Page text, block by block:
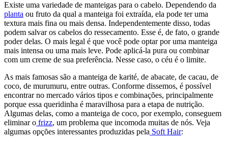
Existe uma variedade de manteigas para o cabelo. Dependendo da
planta ou fruto da qual a manteiga foi extraída, ela pode ter uma
textura mais fina ou mais densa. Independentemente disso, todas
podem salvar os cabelos do ressecamento. Esse é, de fato, o grande
poder delas. O mais legal é que você pode optar por uma manteiga
mais intensa ou uma mais leve. Pode aplicá-la pura ou combinar
com um creme de sua preferência. Nesse caso, o céu é o limite.
As mais famosas são a manteiga de karité, de abacate, de cacau, de
coco, de murumuru, entre outras. Conforme dissemos, é possível
encontrar no mercado vários tipos e combinações, principalmente
porque essa queridinha é maravilhosa para a etapa de nutrição.
Algumas delas, como a manteiga de coco, por exemplo, conseguem
eliminar o frizz, um problema que incomoda muitas de nós. Veja
algumas opções interessantes produzidas pela Soft Hair: